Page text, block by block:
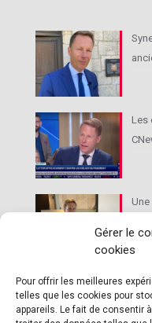
Gérer le
cookies
Pour offrir les meilleures
telles que les cookies pour
appareils. Le fait de consentir
Les
Le